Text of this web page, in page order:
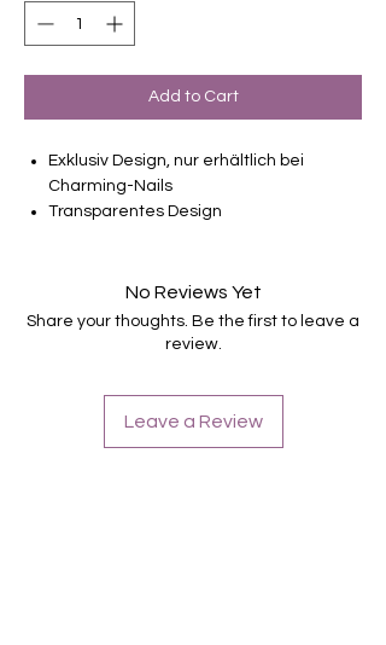
Add to Cart
Exklusiv Design, nur erhältlich bei
Charming-Nails
Transparentes Design
Für alle Nägel geeignet
Halten bis zu 14 Tage
No Reviews Yet
Share your thoughts. Be the first to leave a
review.
Leave a Review